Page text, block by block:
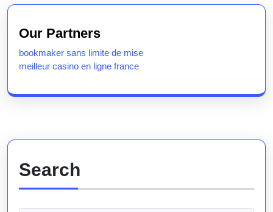
Previous
post:
Our Partners
bookmaker sans limite de mise
meilleur casino en ligne france
Search